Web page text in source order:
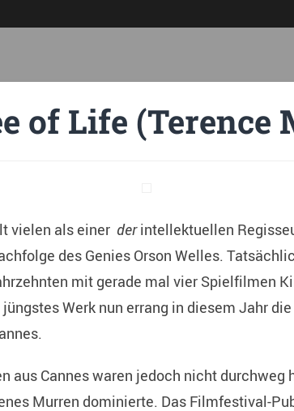
of Life (Terence
vielen als einer derintellektuellen
des Genies Orson Welles.
mit gerade mal vier Spielfilmen
Werk nun errang in diesem Jahr
aus Cannes waren jedoch nicht durchweg
Murren dominierte. Das Filmfestival-